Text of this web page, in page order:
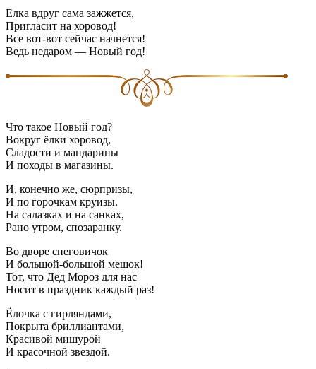
Елка вдруг сама зажжется,
Пригласит на хоровод!
Все вот-вот сейчас начнется!
Ведь недаром — Новый год!
Что такое Новый год?
Вокруг ёлки хоровод,
Сладости и мандарины
И походы в магазины.
И, конечно же, сюрпризы,
И по горочкам круизы.
На салазках и на санках,
Рано утром, спозаранку.
Во дворе снеговичок
И большой-большой мешок!
Тот, что Дед Мороз для нас
Носит в праздник каждый раз!
Ёлочка с гирляндами,
Покрыта бриллиантами,
Красивой мишурой
И красочной звездой.